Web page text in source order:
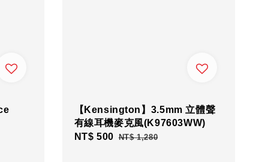
【Kensington】3.5mm 立體聲
有線耳機麥克風(K97603WW)
Sale
NT$ 500 Regular
NT$ 1,280